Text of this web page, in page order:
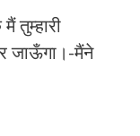
तुम्हारी
जाऊँगा।-मैंने